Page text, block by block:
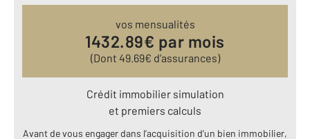
vos mensualités
1432.89€ par mois
(Dont 49.69€ d’assurances)
Crédit immobilier simulation
et premiers calculs
Avant de vous engager dans l’acquisition d’un bien immobilier,